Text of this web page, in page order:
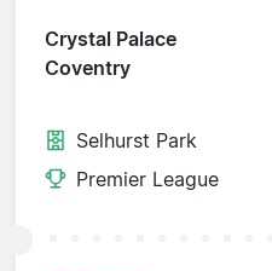
Crystal Palace
Coventry
Selhurst Park
Premier League